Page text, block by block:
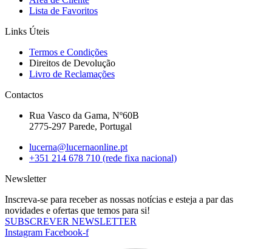
Lista de Favoritos
Links Úteis
Termos e Condições
Direitos de Devolução
Livro de Reclamações
Contactos
Rua Vasco da Gama, Nº60B
2775-297 Parede, Portugal
lucerna@lucernaonline.pt
+351 214 678 710 (rede fixa nacional)
Newsletter
Inscreva-se para receber as nossas notícias e esteja a par das
novidades e ofertas que temos para si!
SUBSCREVER NEWSLETTER
Instagram Facebook-f